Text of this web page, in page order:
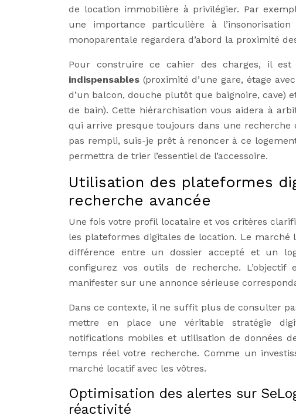
de location immobilière à privilégier. Par
une importance particulière à
monoparentale regardera d’abord la proximité
Pour construire ce cahier des charges, il
indispensables (proximité d’une gare, étage
d’un balcon, douche plutôt que baignoire, cave)
de bain). Cette hiérarchisation vous aidera à
qui arrive presque toujours dans une recherche
pas rempli, suis-je prêt à renoncer à ce
permettra de trier l’essentiel de l’accessoire.
Utilisation des plateformes
recherche avancée
Une fois votre profil locataire et vos critères
les plateformes digitales de location. Le
différence entre un dossier accepté et un
configurez vos outils de recherche.
manifester sur une annonce sérieuse
Dans ce contexte, il ne suffit plus de consulter
mettre en place une véritable stratégie
notifications mobiles et utilisation de données
temps réel votre recherche. Comme un
marché locatif avec les vôtres.
Optimisation des alertes sur
réactivité